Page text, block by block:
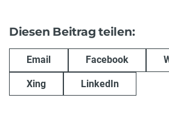
Diesen Beitrag teilen:
Email Facebook
Xing LinkedIn